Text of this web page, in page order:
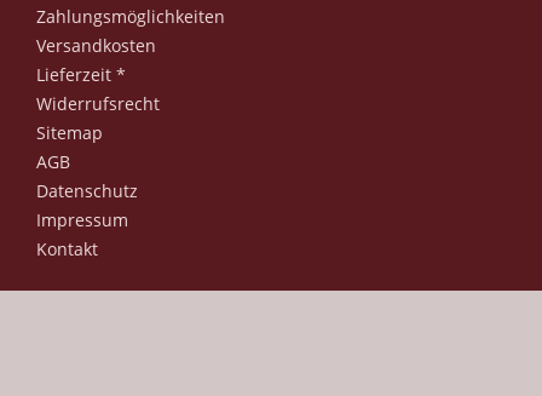
Zahlungsmöglichkeiten
Versandkosten
Lieferzeit *
Widerrufsrecht
Sitemap
AGB
Datenschutz
Impressum
Kontakt